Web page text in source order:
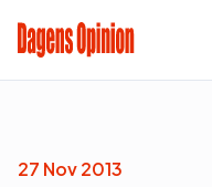
27 Nov 2013